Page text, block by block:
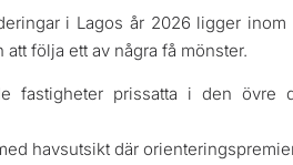
i Lagos år 2026 ligger
att följa ett av några få mönster.
fastigheter prissatta i den
havsutsikt där